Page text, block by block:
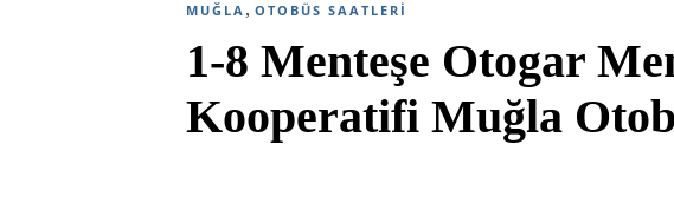
MUĞLA , OTOBÜS SAATLERI
1-8 Menteşe Otogar
Kooperatifi Muğla